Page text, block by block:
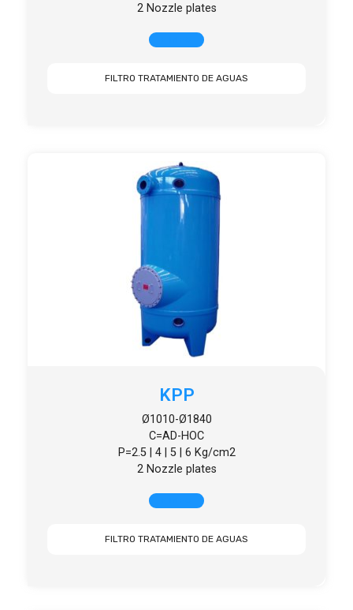
2 Nozzle plates
FILTRO TRATAMIENTO DE AGUAS
KPP
Ø1010-Ø1840
C=AD-HOC
P=2.5 | 4 | 5 | 6 Kg/cm2
2 Nozzle plates
FILTRO TRATAMIENTO DE AGUAS